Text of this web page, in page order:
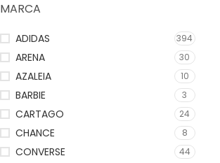
MARCA
ADIDAS 394
ARENA 30
AZALEIA 10
BARBIE 3
CARTAGO 24
CHANCE 8
CONVERSE 44